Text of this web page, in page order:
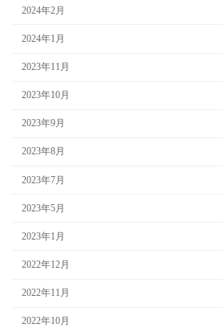
2024年2月
2024年1月
2023年11月
2023年10月
2023年9月
2023年8月
2023年7月
2023年5月
2023年1月
2022年12月
2022年11月
2022年10月